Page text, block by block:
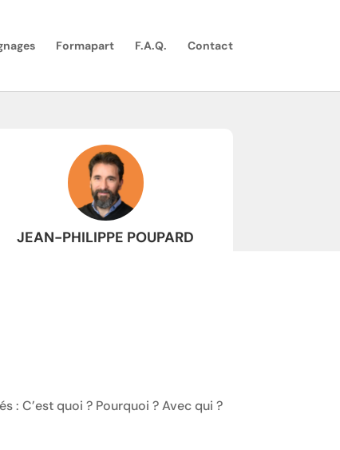
Formapart F.A.Q. Contact
JEAN-PHILIPPE POUPARD
C’est quoi ? Pourquoi ? Avec qui ?